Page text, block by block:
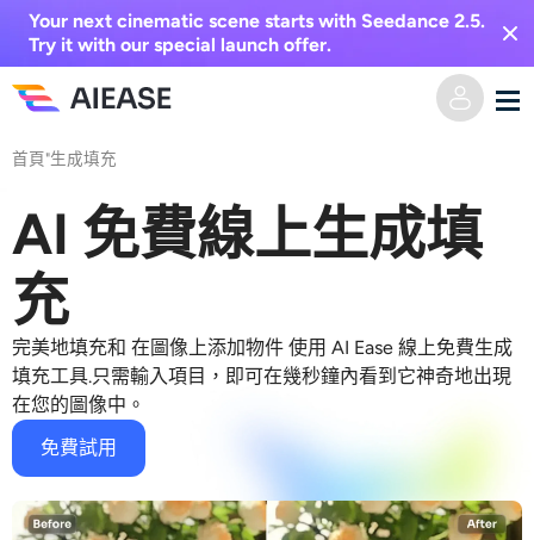
Your next cinematic scene starts with Seedance 2.5.
Try it with our special launch offer.
家
AI視頻
文字轉視頻
圖像轉視頻
視頻效果
視覺特效
AI圖像
文字轉圖片
人工智慧工具
相片編輯與創作工具
定價
首頁"生成填充
AI 免費線上生成填
充
完美地填充和 在圖像上添加物件 使用 AI Ease 線上免費生成
填充工具.只需輸入項目，即可在幾秒鐘內看到它神奇地出現
在您的圖像中。
免費試用